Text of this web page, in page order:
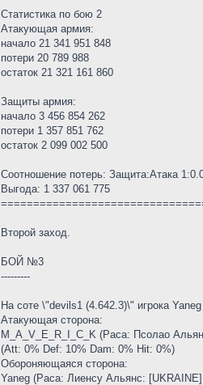
Статистика по бою 2
Атакующая армия:
начало 21 341 951 848
потери 20 789 988
остаток 21 321 161 860
Защиты армия:
начало 3 456 854 262
потери 1 357 851 762
остаток 2 099 002 500
Соотношение потерь: Защита:Атака
Выгода: 1 337 061 775
Второй заход.
БОЙ №3
---------
На соте \"devils1 (4.642.3)\" игрока
Атакующая сторона:
M_A_V_E_R_I_C_K (Раса: Псолао
(Att: 0% Def: 10% Dam: 0% Hit: 0%)
Обороняющаяся сторона:
Yaneg (Раса: Лиенсу Альянс: